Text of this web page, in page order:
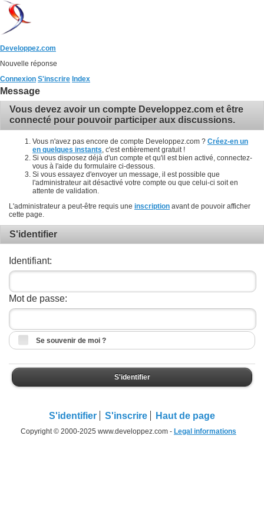
Developpez.com
Nouvelle réponse
Connexion S'inscrire Index
Message
Vous devez avoir un compte Developpez.com et être
connecté pour pouvoir participer aux discussions.
Vous n'avez pas encore de compte Developpez.com ? Créez-en un
en quelques instants , c'est entièrement gratuit !
Si vous disposez déjà d'un compte et qu'il est bien activé, connectez-
vous à l'aide du formulaire ci-dessous.
Si vous essayez d'envoyer un message, il est possible que
l'administrateur ait désactivé votre compte ou que celui-ci soit en
attente de validation.
L'administrateur a peut-être requis une inscription avant de pouvoir afficher
cette page.
S'identifier
Identifiant:
Mot de passe:
Se souvenir de moi ?
S'identifier
S'identifier S'inscrire Haut de page
Copyright © 2000-2025 www.developpez.com - Legal informations